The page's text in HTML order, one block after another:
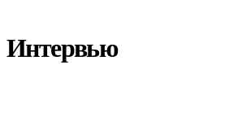
Интервью